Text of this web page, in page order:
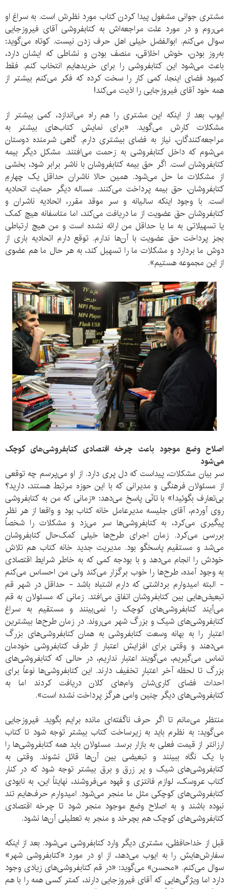
مشتری جوانی مشغول پیدا کردن کتاب مورد نظرش است. به سراغ او
می‌روم و در مورد علت مراجعه‌اش به کتابفروشی آقای فیروزجایی
سوال می‌کنم. ابوالفضل خیلی اهل حرف زدن نیست. کوتاه می‌گوید:
به‌روز بودن، خوش اخلاقی، منصف بودن و نشاطی که ایشان دارد،
باعث می‌شود این کتابفروشی را برای خریدهایم انتخاب کنم. فقط
کمبود فضای اینجا، کمی کار را سخت کرده که فکر می‌کنم بیشتر از
همه خود آقای فیروزجایی را اذیت می‌کند!
ایوب بعد از اینکه این مشتری را هم راه می‌اندازد، کمی بیشتر از
مشکلات کارش می‌گوید. «برای نمایش کتاب‌های بیشتر به
مراجعه‌کنندگان، نیاز به فضای بیشتری دارم. گاهی شرمنده دوستان
می‌شوم که داخل کتابفروشی به زحمت می‌افتند. مشکل دیگر بیمه
کتابفروشان است. اگر حق بیمه کتابفروشان با ناشر برابر شود، بخشی
از مشکلات ما حل می‌شود. همین حالا ناشران حداقل یک چهارمِ
کتابفروشان، حق بیمه پرداخت می‌کنند. مساله دیگر حمایت اتحادیه
است. با وجود اینکه سالیانه و سر موقد مقرر، اتحادیه ناشران و
کتابفروشان حق عضویت از ما دریافت می‌کند، اما متاسفانه هیچ کمک
یا تسهیلاتی به ما یا حداقل من ارائه نشده است و من هیچ ارتباطی
بجز پرداخت حق عضویت با آن‌ها ندارم. توقع دارم اتحادیه باری از
دوش ما بردارد و مشکلات ما را تسهیل کند، به هر حال ما هم عضوی
از این مجموعه هستیم».
اصلاح وضع موجود باعث چرخه اقتصادی کتابفروشی‌های کوچک
می‌شود
سر بیان مشکلات، پیداست که دل پری دارد. از او می‌پرسم چه توقعی
از مسئولان فرهنگی و مدیرانی که با این حوزه مرتبط هستند، دارید؟
بی‌تعارف بگوئید!» با تانّی پاسخ می‌دهد: «زمانی که من به کتابفروشی
روی آوردم، آقای جلیسه مدیرعامل خانه کتاب بود و واقعا از هر نظر
پیگیری می‌کرد، به کتابفروشی‌ها سر می‌زد و مشکلات را شخصاً
بررسی می‌کرد. زمان اجرای طرح‌ها خیلی کمک‌حال کتابفروشان
می‌شد و مستقیم پاسخگو بود. مدیریت جدید خانه کتاب هم تلاش
خودش را انجام می‌دهد و با بودجه کمی که به خاطر شرایط اقتصادی
به وجود آمده، طرح‌ها را خوب برگزار می‌کند ولی من احساس می‌کنم
- البته امیدوارم برداشتی که دارم اشتباه باشد - حداقل در شهر قم
تبعیض‌هایی بین کتابفروشان اتفاق می‌افتد. زمانی که مسئولان به قم
می‌آیند کتابفروشی‌های کوچک را نمی‌بینند و مستقیم به سراغ
کتابفروشی‌های شیک و بزرگ شهر می‌روند. در زمان طرح‌ها بیشترین
اعتبار را به بهانه وسعت کتابفروشی به همان کتابفروشی‌های بزرگ
می‌دهند و وقتی برای افزایش اعتبار از طرف کتابفروشی خودمان
تماس می‌گیریم، می‌گویند اعتبار نداریم، در حالی که کتابفروشی‌های
بزرگ تا لحظه آخر اعتبارِ تخفیف دارند. این کتابفروشی‌ها نوعاً برای
احداث فضای کاری‌شان وام‌های کلان دریافت کردند اما به
کتابفروشی‌های دیگر چنین وامی هرگز پرداخت نشده است».
منتظر می‌مانم تا اگر حرف ناگفته‌ای مانده برایم بگوید. فیروزجایی
می‌گوید: به نظرم باید به زیرساخت کتاب بیشتر توجه شود تا کتاب
ارزانتر از قیمت فعلی به بازار برسد. مسئولان باید همه کتابفروشی‌ها را
با یک نگاه ببینند و تبعیضی بین آن‌ها قائل نشوند. وقتی به
کتابفروشی‌های شیک و پر زرق و برق بیشتر توجه شود که در کنار
کتاب عروسک، لوازم فانتزی و قهوه می‌فروشند، نهایتاً این، به نابودی
کتابفروشی‌های کوچکی مثل ما منجر می‌شود. امیدوارم حرف‌هایم تند
نبوده باشند و به اصلاح وضع موجود منجر شود تا چرخه اقتصادی
کتابفروشی‌های کوچک هم بچرخد و منجر به تعطیلی آن‌ها نشود.
قبل از خداحافظی، مشتری دیگر وارد کتابفروشی می‌شود. بعد از اینکه
سفارش‌هایش را به ایوب می‌دهد، از او در مورد «کتابفروشی شهر»
سوال می‌کنم. «محسن» می‌گوید: «در قم کتابفروشی‌های زیادی وجود
دارد اما ویژگی‌هایی که آقای فیروزجایی دارند، کمتر کسی همه را با هم